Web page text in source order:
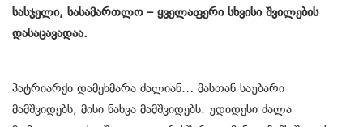
სასჯელი, სასამართლო – ყველაფერი სხვისი შვილების
დასაცავადაა.
პატრიარქი დამეხმარა ძალიან… მასთან საუბარი
მამშვიდებს, მისი ნახვა მამშვიდებს. უდიდესი ძალა